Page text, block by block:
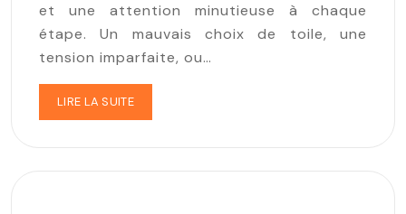
et une attention minutieuse à chaque
étape. Un mauvais choix de toile, une
tension imparfaite, ou…
LIRE LA SUITE